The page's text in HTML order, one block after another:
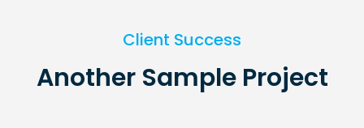
Client Success
Another Sample Project